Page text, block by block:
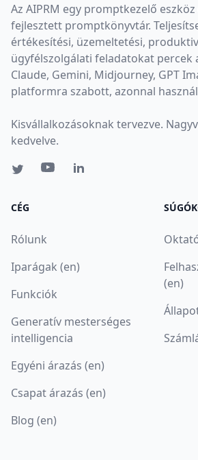
Az AIPRM egy promptkezelő
fejlesztett promptkönyvtár.
értékesítési, üzemeltetési,
ügyfélszolgálati feladatokat percek
Claude, Gemini, Midjourney, GPT
platformra szabott, azonnal
Kisvállalkozásoknak tervezve.
kedvelve.
CÉG
Rólunk
Iparágak (en)
Funkciók
Generatív mesterséges
intelligencia
Egyéni árazás (en)
Csapat árazás (en)
Blog (en)
(en)